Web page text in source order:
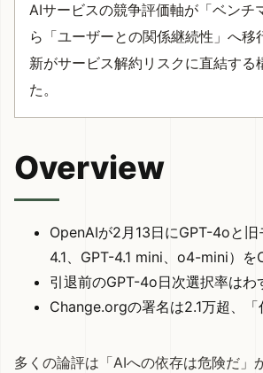
AIサービスの競争評価軸が「ベンチ
ら「ユーザーとの関係継続性」へ移
新がサービス解約リスクに直結する
た。
Overview
OpenAIが2月13日にGPT-4oと
4.1、GPT-4.1 mini、o4-mini）を
引退前のGPT-4o日次選択率はわ
Change.orgの署名は2.1万超、
多くの論評は「AIへの依存は危険だ」